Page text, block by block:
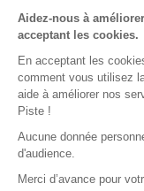
Our partners
Aidez-nous à
acceptant les cookies.
En acceptant les
comment vous utilisez
aide à améliorer nos
Piste !
Aucune donnée
d'audience.
Merci d’avance pour